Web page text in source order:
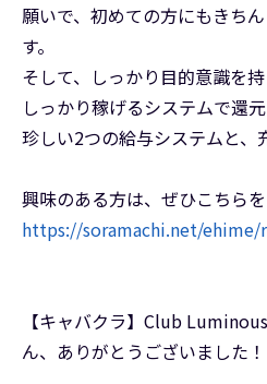
願いで、初めての方にもきち
す。
そして、しっかり目的意識を
しっかり稼げるシステムで還
珍しい2つの給与システムと、
興味のある方は、ぜひこちら
https://soramachi.net/
【キャバクラ】Club
ん、ありがとうございました！